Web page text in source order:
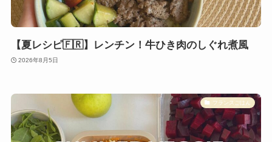
【夏レシピ🇫🇷】レンチン！牛ひき肉のしぐれ煮風
2026年8月5日
フランスごはん